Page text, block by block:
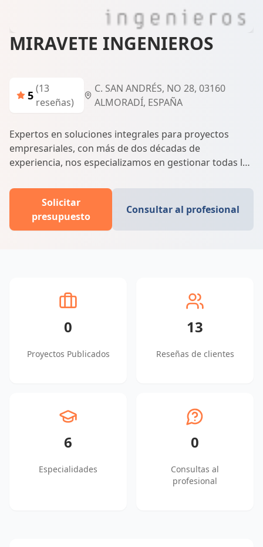
MIRAVETE INGENIEROS
5(13
reseñas)
C. SAN ANDRÉS, NO 28, 03160
ALMORADÍ, ESPAÑA
Expertos en soluciones integrales para proyectos
empresariales, con más de dos décadas de
experiencia, nos especializamos en gestionar todas las
nuestra profesionalidad para simplificar el proceso y
alcanzar el éxito empresarial.
Solicitar
presupuesto
Consultar al profesional
0
Proyectos Publicados
13
Reseñas de clientes
6
Especialidades
0
Consultas al
profesional